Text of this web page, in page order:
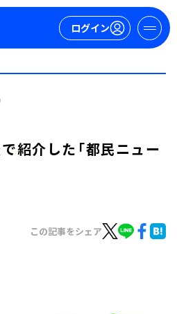
ログイン
紹介した「都民ニュー
この記事をシェア